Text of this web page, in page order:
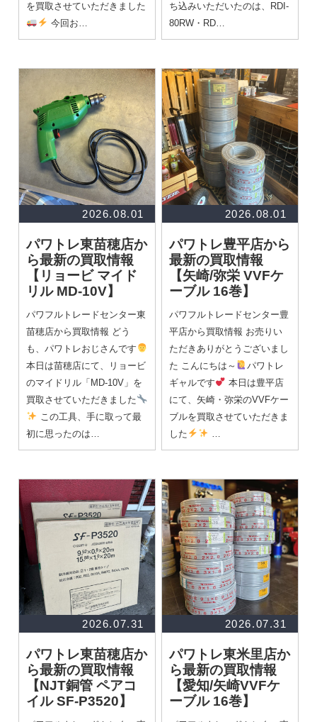
を買取させていただきました
今回お…
ち込みいただいたのは、RDI-
80RW・RD…
2026.08.01
パワトレ東苗穂店か
ら最新の買取情報
【リョービ マイド
リル MD-10V】
パワフルトレードセンター東
苗穂店から買取情報 どう
も、パワトレおじさんです
本日は苗穂店にて、リョービ
のマイドリル「MD-10V」を
買取させていただきました
この工具、手に取って最
初に思ったのは…
2026.08.01
パワトレ豊平店から
最新の買取情報
【矢崎/弥栄 VVFケ
ーブル 16巻】
パワフルトレードセンター豊
平店から買取情報 お売りい
ただきありがとうございまし
た こんにちは～
パワトレ
ギャルです
本日は豊平店
にて、矢崎・弥栄のVVFケー
ブルを買取させていただきま
した
2026.07.31
パワトレ東苗穂店か
ら最新の買取情報
【NJT銅管 ペアコ
イル SF-P3520】
2026.07.31
パワトレ東米里店か
ら最新の買取情報
【愛知/矢崎VVFケ
ーブル 16巻】